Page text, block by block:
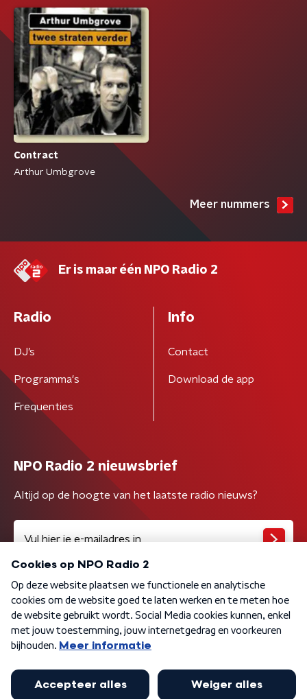
Contract
Arthur Umbgrove
Meer nummers
Er is maar één NPO Radio 2
Radio
DJ’s
Programma's
Frequenties
Info
Contact
Download de app
NPO Radio 2 nieuwsbrief
Altijd op de hoogte van het laatste radio nieuws?
Algemene voorwaarden